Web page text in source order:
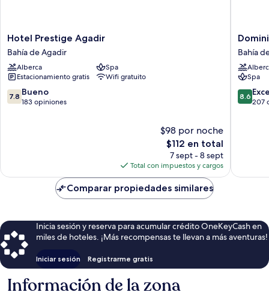
Hotel
Prestige
Agadir
Bahía
de
Agadir
Hotel Prestige Agadir
Bahía de Agadir
Alberca
Spa
Estacionamiento gratis
Wifi gratuito
7.8
de
7.8 Bueno
183 opiniones
$98 por noche
El
precio
actual
es
de
$112
$112 en total
7 sept - 8 sept
Total con impuestos y cargos
Hotel
Bahía
de
Agadir
Bahía
Spa
8.6
de
8.6
207
Comparar propiedades similares
Inicia sesión y reserva para acumular crédito OneKeyCash en
miles de hoteles. ¡Más recompensas te llevan a más aventuras!
Iniciar sesión Registrarme gratis
Información de la zona